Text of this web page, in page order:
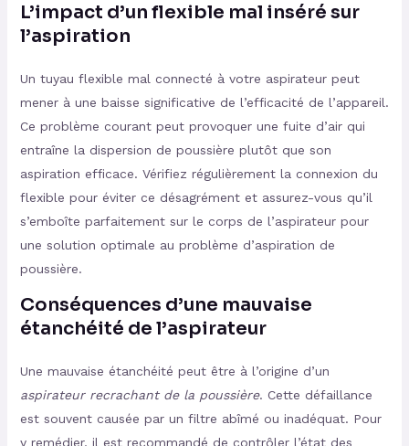
L’impact d’un flexible mal inséré sur
l’aspiration
Un tuyau flexible mal connecté à votre aspirateur peut
mener à une baisse significative de l’efficacité de l’appareil.
Ce problème courant peut provoquer une fuite d’air qui
entraîne la dispersion de poussière plutôt que son
aspiration efficace. Vérifiez régulièrement la connexion du
flexible pour éviter ce désagrément et assurez-vous qu’il
s’emboîte parfaitement sur le corps de l’aspirateur pour
une solution optimale au problème d’aspiration de
poussière.
Conséquences d’une mauvaise
étanchéité de l’aspirateur
Une mauvaise étanchéité peut être à l’origine d’un
aspirateur recrachant de la poussière. Cette défaillance
est souvent causée par un filtre abîmé ou inadéquat. Pour
y remédier, il est recommandé de contrôler l’état des